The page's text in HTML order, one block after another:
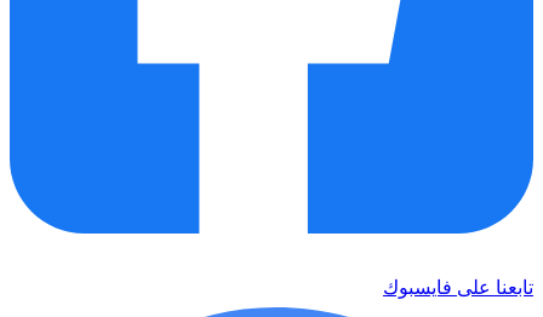
تابعنا على فايسبوك